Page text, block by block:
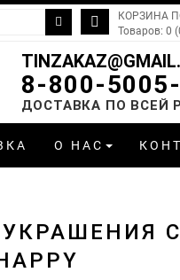
КОРЗИНА
Товаров: 0
8-800-
ДОСТАВКА ПО ВСЕЙ
О НАС